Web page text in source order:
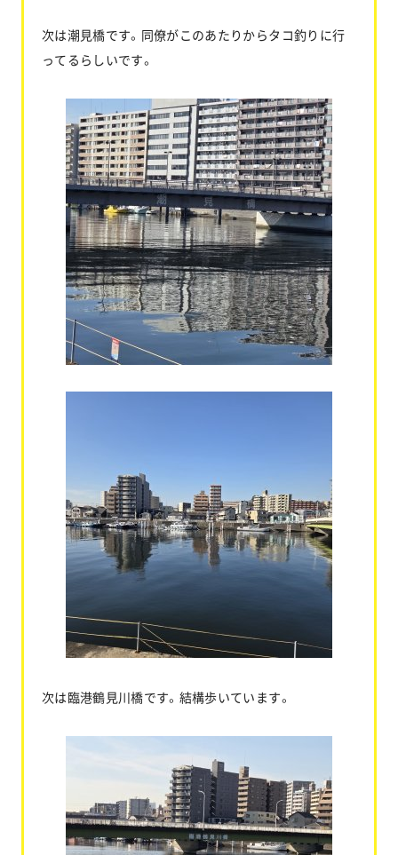
次は潮見橋です。同僚がこのあたりからタコ釣りに行
ってるらしいです。
次は臨港鶴見川橋です。結構歩いています。